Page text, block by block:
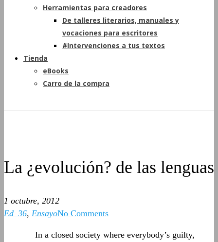
Herramientas para creadores
De talleres literarios, manuales y
vocaciones para escritores
#Intervenciones a tus textos
Tienda
eBooks
Carro de la compra
La ¿evolución? de las lenguas
1 octubre, 2012
Ed_36, EnsayoNo Comments
In a closed society where everybody’s guilty,